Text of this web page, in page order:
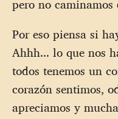
pero no
Por eso piensa si
Ahhh... lo que nos
todos tenemos un
corazón sentimos,
apreciamos y